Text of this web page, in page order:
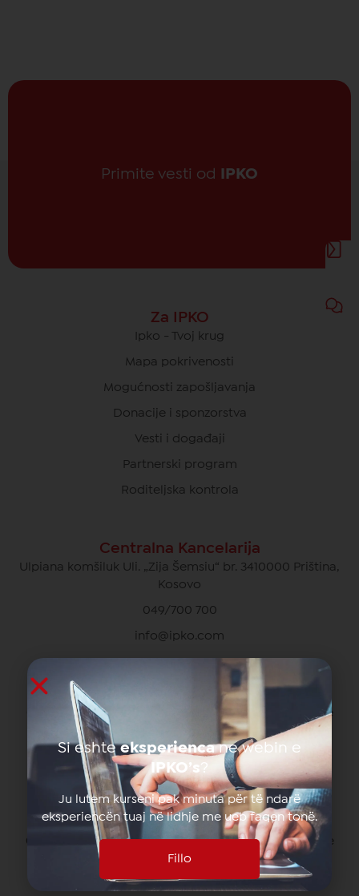
Primite vesti od IPKO
Za IPKO
Ipko - Tvoj krug
Mapa pokrivenosti
Mogućnosti zapošljavanja
Donacije i sponzorstva
Vesti i događaji
Partnerski program
Roditeljska kontrola
Centralna Kancelarija
Ulpiana komšiluk Uli. „Zija Šemsiu“ br. 3410000 Priština,
Kosovo
049/700 700
info@ipko.com
Privatna Briga O Kupcima
049/700 700 besplatno za pozive unutar IPKO mreže
080070070 besplatno od svih operatera na Kosovu
*770# za pozive u romingu
Briga O Poslovnim Korisnicima
049/700 900 besplatno za pozive unutar IPKO mreže
080070000 besplatno od svih operatera na Kosovu
Si eshteeksperiencane webin e
IPKO’s?
Ju lutem kurseni pak minuta për të ndarë
eksperiencën tuaj në lidhje me ueb faqen tonë.
Fillo